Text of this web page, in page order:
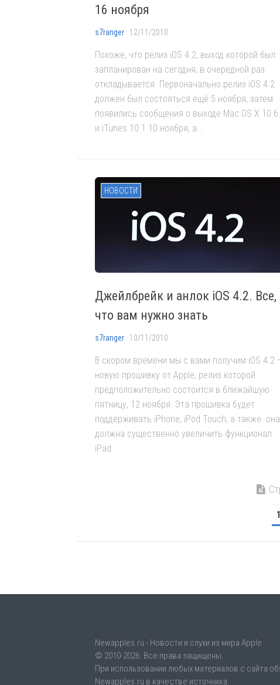
16 ноября
s7ranger · 12/11/2010
Похоже, что релиз iOS 4.2, выход которой был
запланирован на сегодня, в очередной раз
откладывается. Первоначально релиз iOS 4.2
должен был состояться ещё 5 ноября, затем
появились сообщения о выходе Mac OS X
и iTunes 10.1 10 ноября, а...
НОВОСТИ
Джейлбрейк и анлок iOS 4.2. Все,
что вам нужно знать
s7ranger · 10/11/2010
В скором времени мы с вами получим iOS 4.2
новую прошивку от Apple, релиз которой
предположительно состоится в ближайшую
пятницу, 12 ноября. Эта прошивка будет
поддерживать iPhone, iPod Touch, а также она
должна существенно увеличить функционал
iPad.
1
Newapples.ru - Новости и слухи из мира Apple
© 2010-2026. Все права защищены.
При использовании любых материалов с сайта
Newapples.ru в качестве источника.